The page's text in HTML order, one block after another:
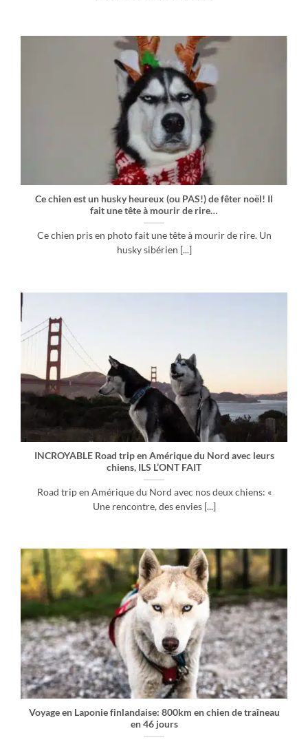
Ce chien est un husky heureux (ou PAS!) de fêter noël! Il
fait une tête à mourir de rire…
Ce chien pris en photo fait une tête à mourir de rire. Un
husky sibérien [...]
INCROYABLE Road trip en Amérique du Nord avec leurs
chiens, ILS L’ONT FAIT
Road trip en Amérique du Nord avec nos deux chiens: «
Une rencontre, des envies [...]
Voyage en Laponie finlandaise: 800km en chien de traîneau
en 46 jours